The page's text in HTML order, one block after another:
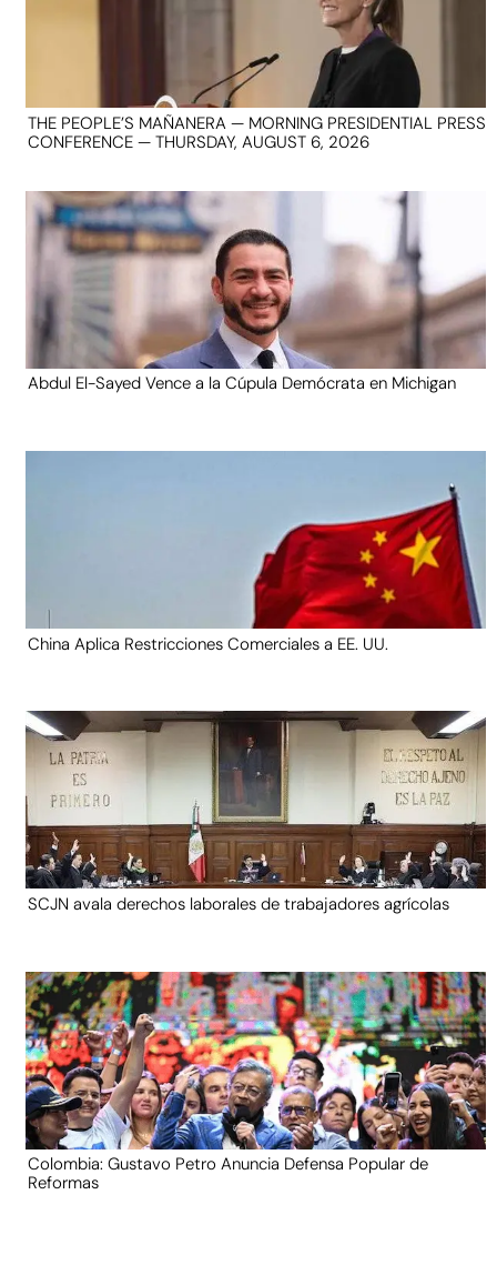
THE PEOPLE’S MAÑANERA — MORNING PRESIDENTIAL PRESS
CONFERENCE — THURSDAY, AUGUST 6, 2026
Abdul El-Sayed Vence a la Cúpula Demócrata en Michigan
China Aplica Restricciones Comerciales a EE. UU.
SCJN avala derechos laborales de trabajadores agrícolas
Colombia: Gustavo Petro Anuncia Defensa Popular de
Reformas